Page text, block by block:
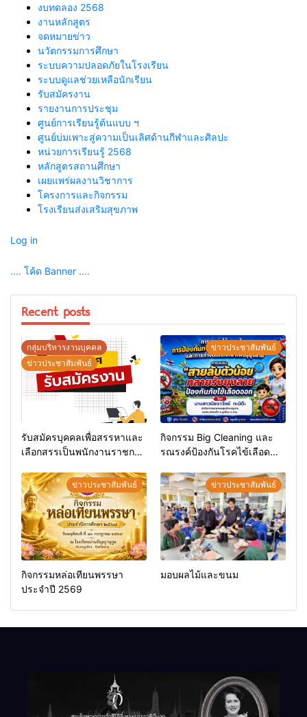
งบทดลอง 2568
งานหลักสูตร
จดหมายข่าว
นวัตกรรมการศึกษา
ระบบความปลอดภัยในโรงเรียน
ระบบดูแลช่วยเหลือนักเรียน
รับสมัครงาน
รายงานการประชุม
ศูนย์การเรียนรู้ต้นแบบ ฯ
ศูนย์บ่มเพาะสู่ความเป็นเลิศด้านกีฬาและศิลปะ
หน่วยการเรียนรู้ 2568
หลักสูตรสถานศึกษา
เผยแพร่ผลงานวิชาการ
โครงการและกิจกรรม
โรงเรียนส่งเสริมสุขภาพ
Log in
.... โค้ด Banner ....
Recent posts
กลุ่มบริหารงานบุคคล
ข่าวประชาสัมพันธ์
รับสมัครบุคคลเพื่อสรรหาและ
เลือกสรรเป็นพนักงานราชการ
ข่าวประชาสัมพันธ์
กิจกรรม Big Cleaning และ
รณรงค์ป้องกันโรคไข้เลือด
ข่าวประชาสัมพันธ์
กิจกรรมหล่อเทียนพรรษา
ประจำปี 2569
ข่าวประชาสัมพันธ์
มอบผลไม้และขนม